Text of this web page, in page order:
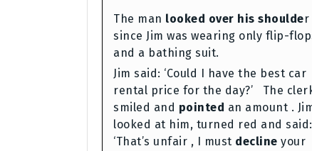
The man looked over his shoulder
since Jim was wearing only flip-
and a bathing suit.
Jim said: ‘Could I have the best car
rental price for the day?’ The
smiled and pointed an amount .
looked at him, turned red and said:
‘That’s unfair , I must decline your